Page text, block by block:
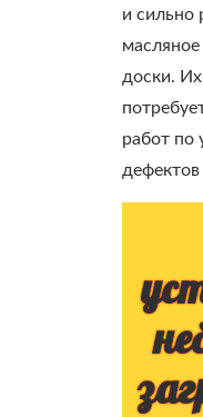
и сильно
доски.
работ по